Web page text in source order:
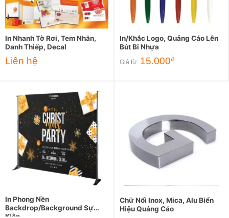
In Nhanh Tờ Rơi, Tem Nhãn,
Danh Thiếp, Decal
Liên hệ
In/Khắc Logo, Quảng Cáo Lên
Bút Bi Nhựa
Giá từ: 15.000đ
In Phong Nền
Backdrop/Background Sự
Kiện
Chữ Nổi Inox, Mica, Alu Biển
Hiệu Quảng Cáo